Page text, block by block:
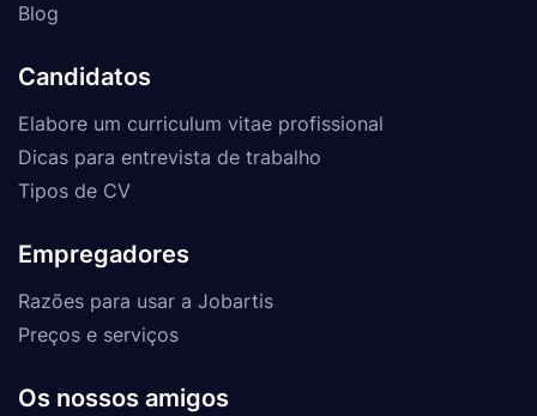
Blog
Candidatos
Elabore um curriculum vitae profissional
Dicas para entrevista de trabalho
Tipos de CV
Empregadores
Razões para usar a Jobartis
Preços e serviços
Os nossos amigos